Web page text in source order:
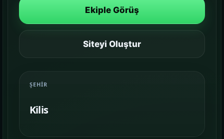
Sektörünüze uygun hazır yapı ve demo
sahnelerini karşılaştırın.
Paketler
Kurulum, içerik ve teslim kapsamını daha net
Ekiple Görüş
Siteyi Oluştur
ŞEHIR
Kilis